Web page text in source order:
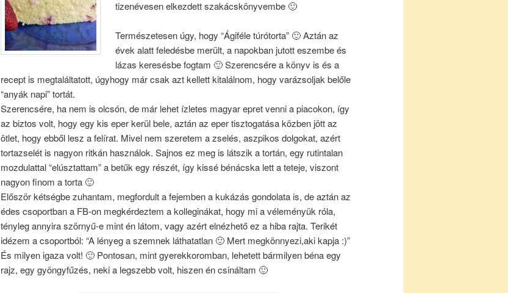
tizenévesen elkezdett szakácskönyvembe 🙂
Természetesen úgy, hogy “Ágiféle túrótorta” 🙂 Aztán az
évek alatt feledésbe merült, a napokban jutott eszembe és
lázas keresésbe fogtam 🙂 Szerencsére a könyv is és a
recept is megtaláltatott, úgyhogy már csak azt kellett kitalálnom, hogy varázsoljak belőle
“anyák napi” tortát.
Szerencsére, ha nem is olcsón, de már lehet ízletes magyar epret venni a piacokon, így
az biztos volt, hogy egy kis eper kerül bele, aztán az eper tisztogatása közben jött az
ötlet, hogy ebből lesz a felírat. Mivel nem szeretem a zselés, aszpikos dolgokat, azért
tortazselét is nagyon ritkán használok. Sajnos ez meg is látszik a tortán, egy rutintalan
mozdulattal “elúsztattam” a betűk egy részét, így kissé bénácska lett a teteje, viszont
nagyon finom a torta 🙂
Először kétségbe zuhantam, megfordult a fejemben a kukázás gondolata is, de aztán az
édes csoportban a FB-on megkérdeztem a kolleginákat, hogy mi a véleményük róla,
tényleg annyira szörnyű-e mint én látom, vagy azért elnézhető ez a hiba rajta. Terikét
idézem a csoportból: “A lényeg a szemnek láthatatlan 🙂 Mert megkönnyezi,aki kapja :)”
És milyen igaza volt! 🙂 Pontosan, mint gyerekkoromban, lehetett bármilyen béna egy
rajz, egy gyöngyfűzés, neki a legszebb volt, hiszen én csináltam 🙂